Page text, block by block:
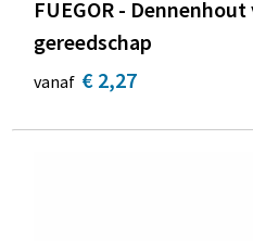
FUEGOR -
gereedschap
vanaf € 2,27